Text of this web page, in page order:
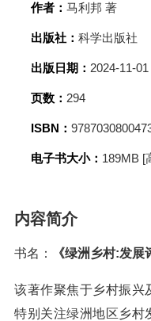
作者： 马利邦 著
出版社： 科学出版社
出版日期： 2024-11-01
页数： 294
ISBN：
电子书大小： 189MB [
内容简介
书名： 《绿洲乡村:发展
该著作聚焦于乡村振兴
特别关注绿洲地区乡村